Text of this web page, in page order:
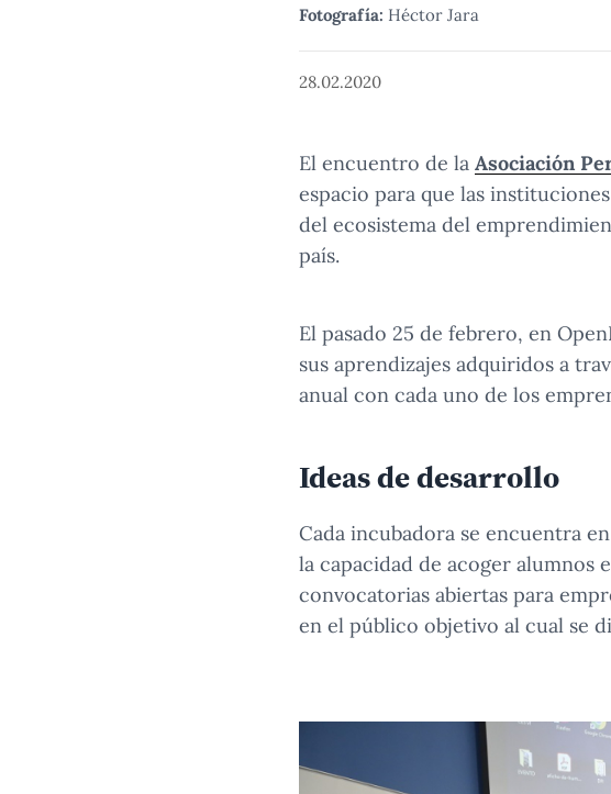
Fotografía: Héctor Jara
28.02.2020
El encuentro de la Asociación
espacio para que las
del ecosistema del
país.
El pasado 25 de febrero, en
sus aprendizajes adquiridos a
anual con cada uno de los
Ideas de desarrollo
Cada incubadora se encuentra
la capacidad de acoger alumnos
convocatorias abiertas para
en el público objetivo al cual se